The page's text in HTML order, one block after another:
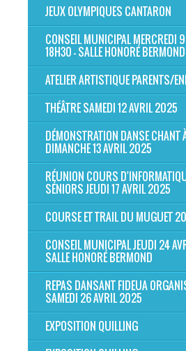
JEUX OLYMPIQUES CANTARON
CONSEIL MUNICIPAL MERCREDI
18H30 - SALLE HONORÉ BERMOND
ATELIER ARTISTIQUE PARENTS/
THÉÂTRE SAMEDI 12 AVRIL 2025
DÉMONSTRATION DANSE CHANT
DIMANCHE 13 AVRIL 2025
RÉUNION COURS
SÉNIORS JEUDI 17 AVRIL 2025
COURSE ET TRAIL DU MUGUET
CONSEIL MUNICIPAL JEUDI 24
SALLE HONORÉ BERMOND
REPAS DANSANT FIDEUA
SAMEDI 26 AVRIL 2025
EXPOSITION QUILLING